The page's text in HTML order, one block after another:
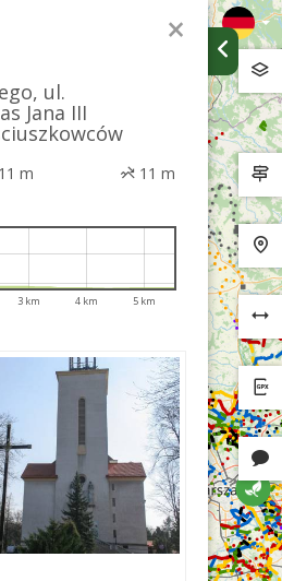
×
ul.
Jana III
11 m 11 m
3 km 4 km 5 km